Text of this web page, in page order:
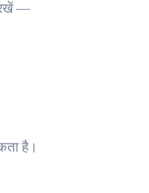
रखें —
है।